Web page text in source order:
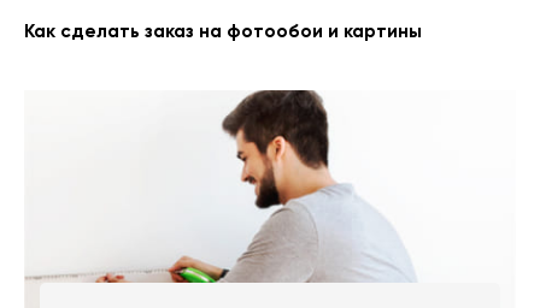
Как сделать заказ на фотообои и картины